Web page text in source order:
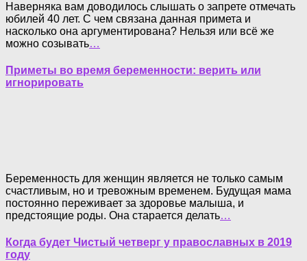
Наверняка вам доводилось слышать о запрете отмечать
юбилей 40 лет. С чем связана данная примета и
насколько она аргументирована? Нельзя или всё же
можно созывать…
Приметы во время беременности: верить или
игнорировать
Беременность для женщин является не только самым
счастливым, но и тревожным временем. Будущая мама
постоянно переживает за здоровье малыша, и
предстоящие роды. Она старается делать…
Когда будет Чистый четверг у православных в 2019
году